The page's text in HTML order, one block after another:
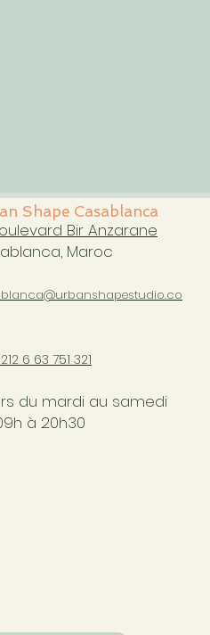
Shape Casablanca
Bir Anzarane
Maroc
6 63 751 321
du mardi au samedi
à 20h30